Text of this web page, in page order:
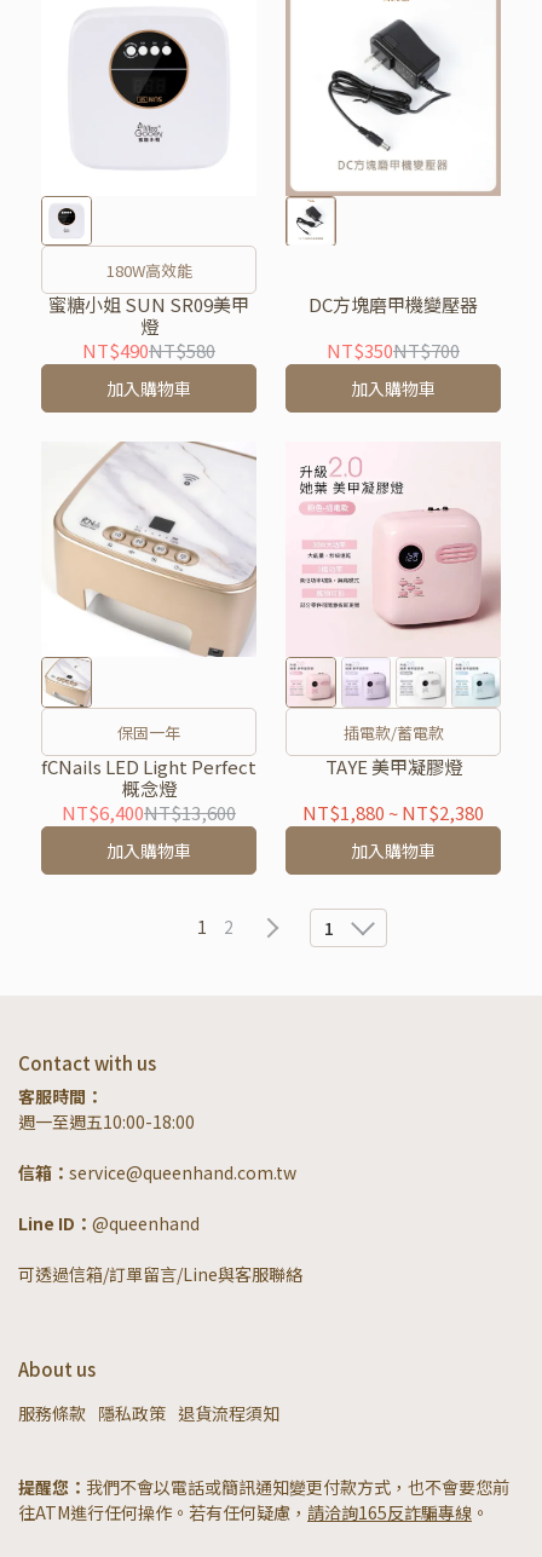
180W高效能
蜜糖小姐 SUN SR09美甲
燈
NT$490NT$580
加入購物車
DC方塊磨甲機變壓器
NT$350NT$700
加入購物車
保固一年
fCNails LED Light Perfect
概念燈
NT$6,400NT$13,600
加入購物車
插電款/蓄電款
TAYE 美甲凝膠燈
NT$1,880 ~NT$2,380
加入購物車
1 2 1
Contact with us
客服時間：
週一至週五10:00-18:00
信箱： service@queenhand.com.tw
Line ID： @queenhand
可透過信箱/訂單留言/Line與客服聯絡
About us
服務條款 隱私政策 退貨流程須知
提醒您： 我們不會以電話或簡訊通知變更付款方式，也不會要您前
往ATM進行任何操作。若有任何疑慮， 請洽詢165反詐騙專線 。